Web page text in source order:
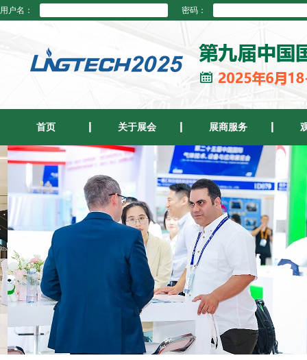
用户名： 密码：
首页 关于展会 展商服务